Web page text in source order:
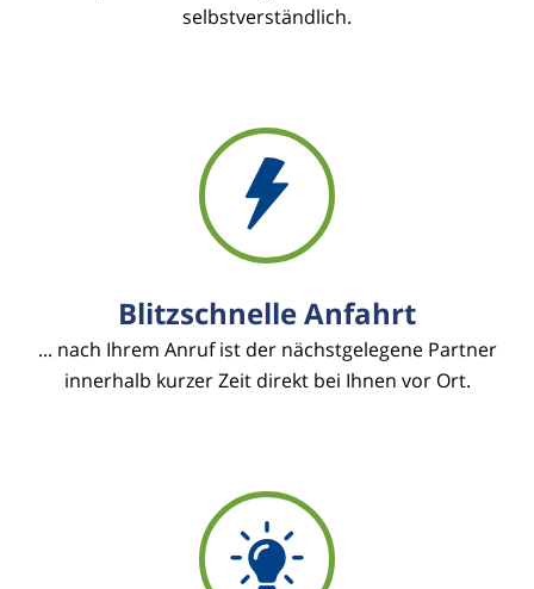
selbstverständlich.
Blitzschnelle Anfahrt
... nach Ihrem Anruf ist der nächstgelegene Partner
innerhalb kurzer Zeit direkt bei Ihnen vor Ort.